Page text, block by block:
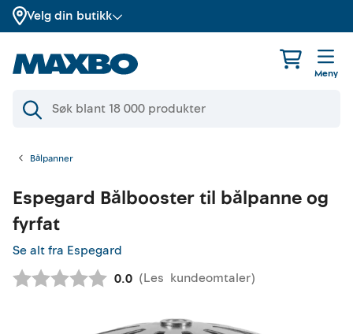
Velg din butikk
Meny
Bålpanner
Espegard Bålbooster til bålpanne og
fyrfat
Se alt fra Espegard
Gjennomsnittskarakter:
0.0 (Les kundeomtaler)